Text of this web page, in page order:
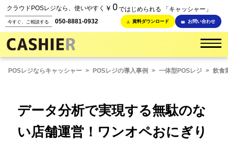
クラウドPOSレジなら、使いやすく ￥ 0ではじめられる 「キャッシャー」
今すぐ、ご相談する 050-8881-0932 資料ダウンロード お問い合わせ
POSレジならキャッシャー > POSレジの導入事例 > 一体型POSレジ > 飲食
データ分析で実現する無駄のな
い店舗運営！ワンオペおにぎり